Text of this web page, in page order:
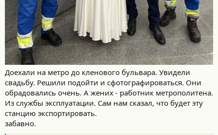
Доехали на метро до кленового бульвара. Увидели
свадьбу. Решили подойти и сфотографироваться. Они
обрадовались очень. А жених - работник метрополитена.
Из службы эксплуатации. Сам нам сказал, что будет эту
станцию экспортировать.
забавно.